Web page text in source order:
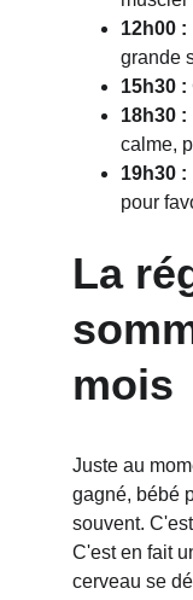
12h00 :
grande
15h30 :
18h30 :
calme,
19h30 :
pour
La
mois
Juste au
gagné, bébé
souvent.
C'est en fait
cerveau se